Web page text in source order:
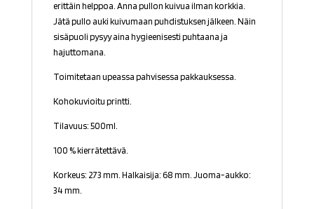
erittäin helppoa. Anna pullon kuivua ilman korkkia.
Jätä pullo auki kuivumaan puhdistuksen jälkeen. Näin
sisäpuoli pysyy aina hygieenisesti puhtaana ja
hajuttomana.
Toimitetaan upeassa pahvisessa pakkauksessa.
Kohokuvioitu printti.
Tilavuus: 500ml.
100 % kierrätettävä.
Korkeus: 273 mm. Halkaisija: 68 mm. Juoma-aukko:
34 mm.